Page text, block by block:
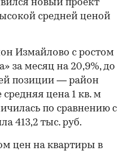
новый проект
средней ценой
Измайлово с ростом
за месяц на 20,9%, до
позиции — район
цена 1 кв. м
по сравнению с
413,2 тыс. руб.
цен на квартиры в